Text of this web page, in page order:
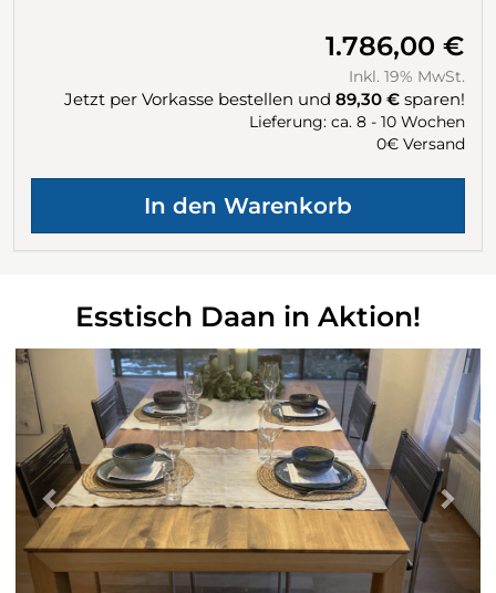
1.786,00 €
Inkl. 19% MwSt.
Jetzt per Vorkasse bestellen und 89,30 € sparen!
Lieferung: ca. 8 - 10 Wochen
0€ Versand
Esstisch Daan in Aktion!